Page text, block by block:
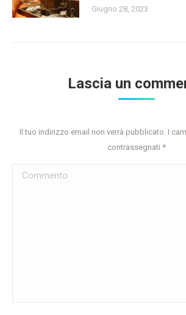
Giugno 28, 2023
Lascia un
Il tuo indirizzo email non verrà pubblicato. I
contrassegnati *
Commento